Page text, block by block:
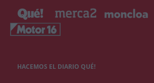
HACEMOS EL DIARIO QUÉ!